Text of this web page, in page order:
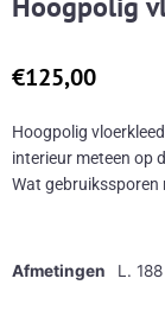
€125,00
Hoogpolig
interieur meteen op
Wat gebruikssporen
Afmetingen L.